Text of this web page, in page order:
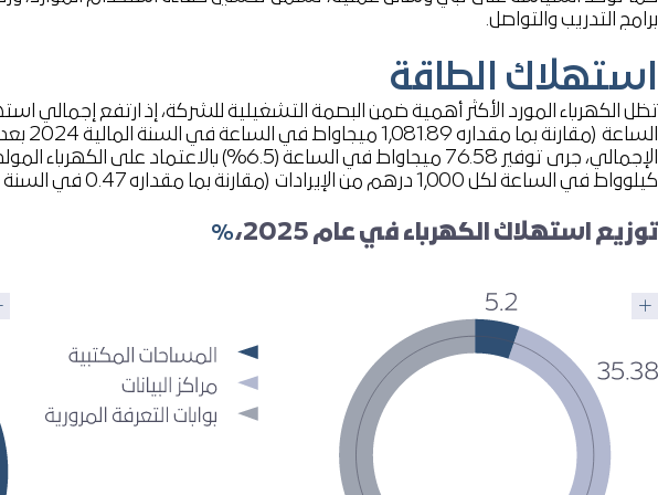
برامج التدريب والتواصل.
استهلاك الطاقة
الساعة (مقارنة بما مقداره 1,081.89 ميجاواط في الساعة في السنة المالية 2024 بعد التعديل)
كيلوواط في الساعة لكل 1,000 درهم من الإيرادات
(مقارنة بما مقداره 0.47 في السنة المالية 2024 بعد التعديل)
توزيع استهلاك الكهرباء في عام 2025، %